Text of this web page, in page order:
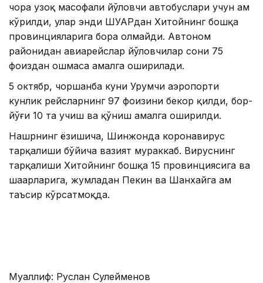
чора узоқ масофали йўловчи автобуслари учун ҳам
кўрилди, улар энди ШУАРдан Хитойнинг бошқа
провинцияларига бора олмайди. Автоном
районидан авиарейслар йўловчилар сони 75
фоиздан ошмаса амалга оширилади.
5 октябр, чоршанба куни Урумчи аэропорти
кунлик рейсларнинг 97 фоизини бекор қилди, бор-
йўғи 10 та учиш ва қўниш амалга оширилди.
Нашрнинг ёзишича, Шинжонда коронавирус
тарқалиши бўйича вазият мураккаб. Вируснинг
тарқалиши Хитойнинг бошқа 15 провинциясига ва
шаҳарларига, жумладан Пекин ва Шанхайга ҳам
таъсир кўрсатмоқда.
Муаллиф: Руслан Сулейменов